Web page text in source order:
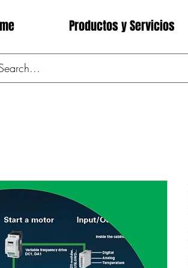
Productos y Servicios